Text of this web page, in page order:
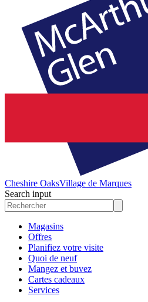
Cheshire OaksVillage de Marques
Search input
Magasins
Offres
Planifiez votre visite
Quoi de neuf
Mangez et buvez
Cartes cadeaux
Services